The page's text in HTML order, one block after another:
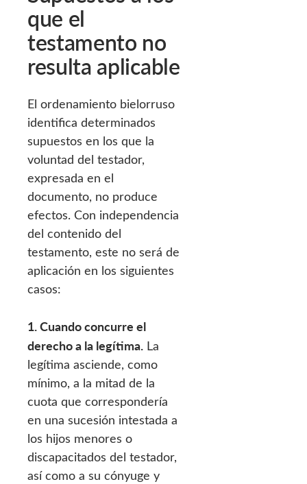
que el
testamento no
resulta aplicable
El ordenamiento bielorruso
identifica determinados
supuestos en los que la
voluntad del testador,
expresada en el
documento, no produce
efectos. Con independencia
del contenido del
testamento, este no será de
aplicación en los siguientes
casos:
1. Cuando concurre el
derecho a la legítima. La
legítima asciende, como
mínimo, a la mitad de la
cuota que correspondería
en una sucesión intestada a
los hijos menores o
discapacitados del testador,
así como a su cónyuge y